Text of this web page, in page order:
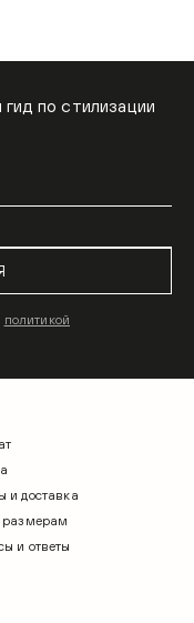
по стилизации
политикой
и доставка
размерам
и ответы